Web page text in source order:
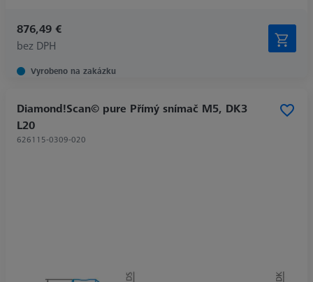
876,49 €
bez DPH
Vyrobeno na zakázku
Diamond!Scan© pure Přímý snímač M5, DK3
L20
626115-0309-020